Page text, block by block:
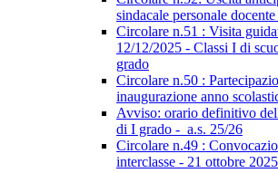
sindacale personale
Circolare n.51 : Visita
12/12/2025 - Classi I di
grado
Circolare n.50 :
inaugurazione anno
Avviso: orario definitivo
di I grado - a.s. 25/26
Circolare n.49 :
interclasse - 21 ottobre 2025